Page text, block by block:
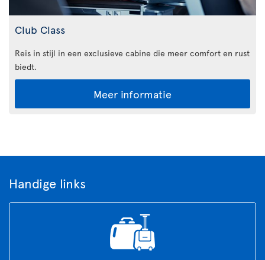
Club Class
Reis in stijl in een exclusieve cabine die meer comfort en rust
biedt.
Meer informatie
Handige links